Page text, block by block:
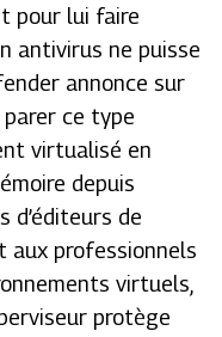
pour lui faire
antivirus ne puisse
annonce sur
parer ce type
virtualisé en
depuis
d’éditeurs de
aux professionnels
virtuels,
protège